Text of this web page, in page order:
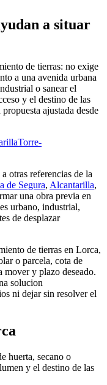
a situar
de tierras: no exige
a una avenida urbana
o sanear el
y el destino de las
ajustada desde
Torre-
otras referencias de la
de Segura, Alcantarilla,
una obra previa en
urbano, industrial,
de desplazar
de tierras en Lorca,
o parcela, cota de
mover y plazo deseado.
solucion
ni dejar sin resolver el
huerta, secano o
y el destino de las